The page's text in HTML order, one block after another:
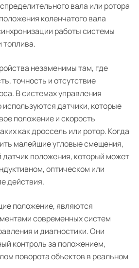
вала или ротора
коленчатого вала
работы системы
топлива.
незаменимы там, где
точность и отсутствие
В системах управления
датчики, которые
положение и скорость
как дроссель или ротор. Когда
малейшие угловые смещения,
положения, который может
оптическом или
действия.
положение, являются
современных систем
и диагностики. Они
контроль за положением,
поворота объектов в реальном